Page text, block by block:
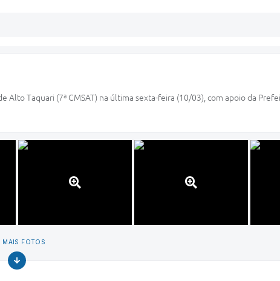
Alto Taquari (7ª CMSAT) na última sexta-feira (10/03), com apoio da
MAIS FOTOS